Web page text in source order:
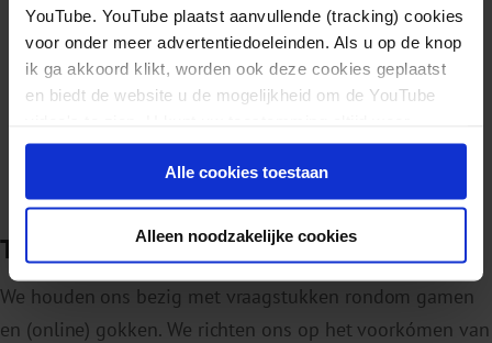
YouTube. YouTube plaatst aanvullende (tracking) cookies
voor onder meer advertentiedoeleinden. Als u op de knop
ik ga akkoord klikt, worden ook deze cookies geplaatst
en biedt de website u de mogelijkheid om de YouTube
intrekken.
Alle cookies toestaan
Alleen noodzakelijke cookies
Drugs
Bekijk dit thema
Thema's gamen en gokken
We houden ons bezig met vraagstukken rondom gamen
en (online) gokken. We richten ons op het voorkómen van